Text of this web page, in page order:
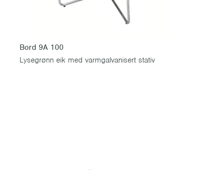
Bord 9A 100
Lysegrønn eik med varmgalvanisert stativ